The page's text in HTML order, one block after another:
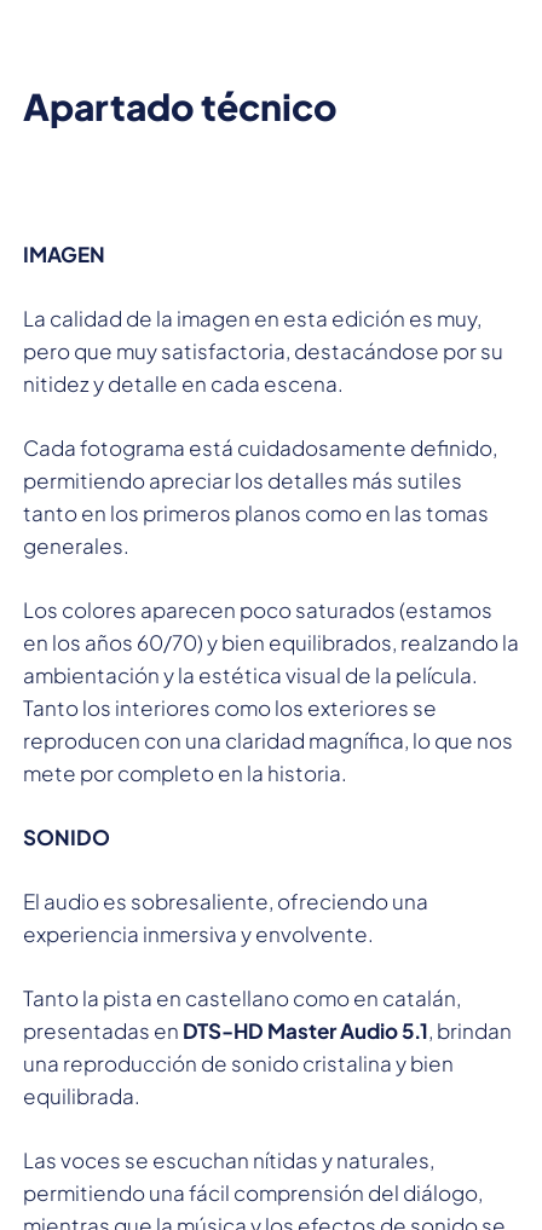
Apartado técnico
IMAGEN
La calidad de la imagen en esta edición es muy,
pero que muy satisfactoria, destacándose por su
nitidez y detalle en cada escena.
Cada fotograma está cuidadosamente definido,
permitiendo apreciar los detalles más sutiles
tanto en los primeros planos como en las tomas
generales.
Los colores aparecen poco saturados (estamos
en los años 60/70) y bien equilibrados, realzando la
ambientación y la estética visual de la película.
Tanto los interiores como los exteriores se
reproducen con una claridad magnífica, lo que nos
mete por completo en la historia.
SONIDO
El audio es sobresaliente, ofreciendo una
experiencia inmersiva y envolvente.
Tanto la pista en castellano como en catalán,
presentadas en DTS-HD Master Audio 5.1, brindan
una reproducción de sonido cristalina y bien
equilibrada.
Las voces se escuchan nítidas y naturales,
permitiendo una fácil comprensión del diálogo,